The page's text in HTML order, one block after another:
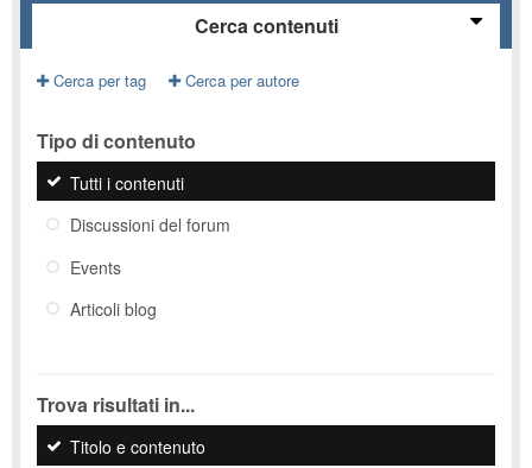
Cerca contenuti
Cerca per tag Cerca per autore
Tipo di contenuto
Tutti i contenuti
Discussioni del forum
Events
Articoli blog
Trova risultati in...
Titolo e contenuto